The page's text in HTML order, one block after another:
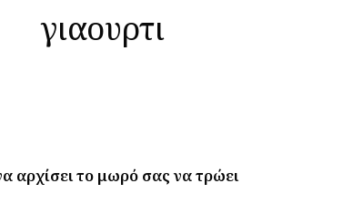
γιαουρτι
αρχίσει το μωρό σας να τρώει